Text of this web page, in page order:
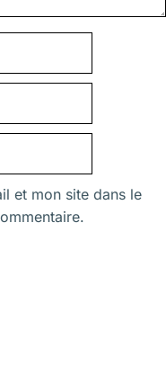
et mon site dans le